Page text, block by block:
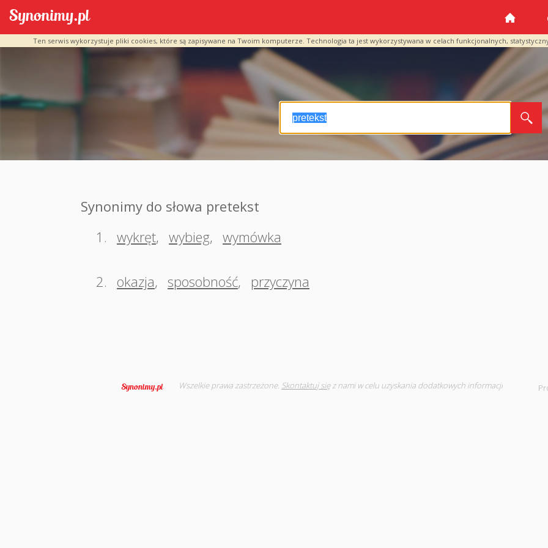
Ten serwis wykorzystuje pliki cookies, które są zapisywane na Twoim komputerze. Technologia ta jest wykorzystywana w celach funkcjonalnych,
Synonimy do słowa pretekst
1. wykręt, wybieg, wymówka
2. okazja, sposobność, przyczyna
Wszelkie prawa zastrzeżone. Skontaktuj sięz nami w celu uzyskania dodatkowych informacji